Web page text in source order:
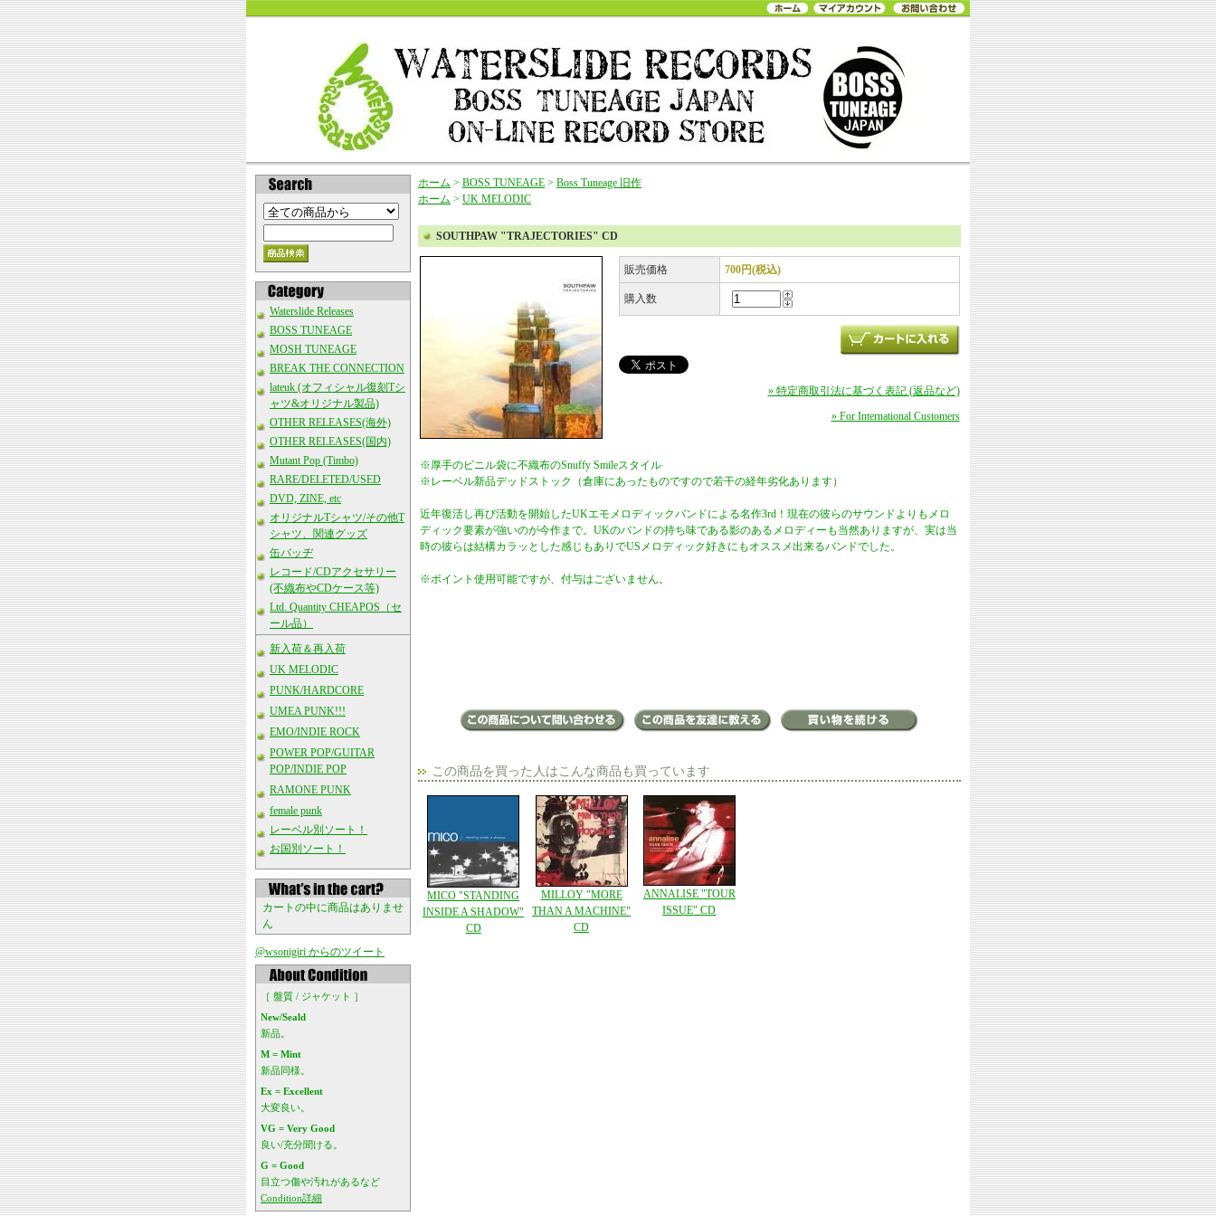
Waterslide Releases
BOSS TUNEAGE
MOSH TUNEAGE
BREAK THE CONNECTION
lateuk (オフィシャル復刻Tシ
ャツ&オリジナル製品)
OTHER RELEASES(海外)
OTHER RELEASES(国内)
Mutant Pop (Timbo)
RARE/DELETED/USED
DVD, ZINE, etc
オリジナルTシャツ/その他T
シャツ、関連グッズ
缶バッヂ
レコード/CDアクセサリー
(不織布やCDケース等)
Ltd. Quantity CHEAPOS（セ
ール品）
新入荷＆再入荷
UK MELODIC
PUNK/HARDCORE
UMEA PUNK!!!
EMO/INDIE ROCK
POWER POP/GUITAR
POP/INDIE POP
RAMONE PUNK
female punk
レーベル別ソート！
お国別ソート！
カートの中に商品はありませ
ん
@wsonigiri からのツイート
［ 盤質 / ジャケット ］
New/Seald
新品。
M = Mint
新品同様。
Ex = Excellent
大変良い。
VG = Very Good
良い/充分聞ける。
G = Good
目立つ傷や汚れがあるなど
Condition詳細
ホーム > BOSS TUNEAGE > Boss Tuneage 旧作
ホーム > UK MELODIC
SOUTHPAW "TRAJECTORIES" CD
販売価格 700円(税込)
購入数
» 特定商取引法に基づく表記 (返品など)
» For International Customers
※厚手のビニル袋に不織布のSnuffy Smileスタイル
※レーベル新品デッドストック（倉庫にあったものですので若干の経年劣化あります）
近年復活し再び活動を開始したUKエモメロディックバンドによる名作3rd！現在の彼らのサウンドよりもメロ
ディック要素が強いのが今作まで。UKのバンドの持ち味である影のあるメロディーも当然ありますが、実は当
時の彼らは結構カラッとした感じもありでUSメロディック好きにもオススメ出来るバンドでした。
※ポイント使用可能ですが、付与はございません。
この商品を買った人はこんな商品も買っています
MICO "STANDING
INSIDE A SHADOW"
CD
MILLOY "MORE
THAN A MACHINE"
CD
ANNALISE "TOUR
ISSUE" CD